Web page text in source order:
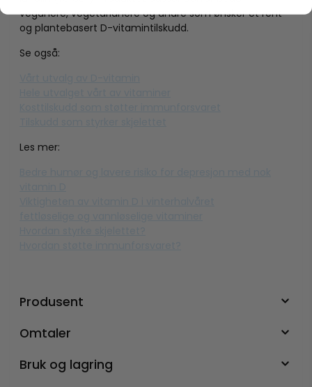
veganere, vegetarianere og andre som ønsker et rent
og plantebasert D-vitamintilskudd.
Se også:
Les mer:
Produsent
Omtaler
Bruk og lagring